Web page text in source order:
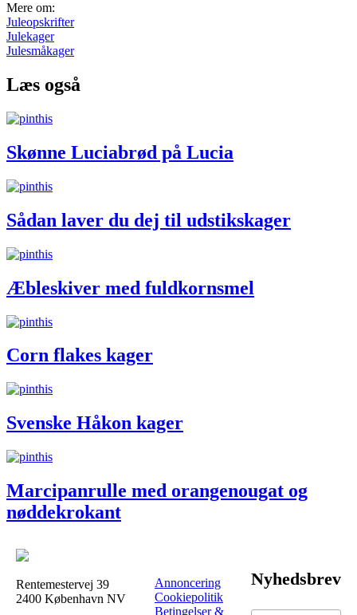
Mere om:
Juleopskrifter
Julekager
Julesmåkager
Læs også
Skønne Luciabrød på Lucia
Sådan laver du dej til udstikskager
Æbleskiver med fuldkornsmel
Corn flakes kager
Svenske Håkon kager
Marcipanrulle med orangenougat og
nøddekrokant
Rentemestervej 39
2400 København NV
Annoncering
Cookiepolitik
Betingelser &
Nyhedsbrev